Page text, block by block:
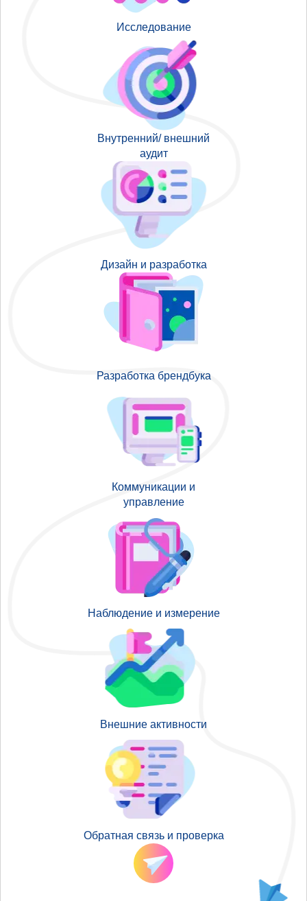
Исследование
Внутренний/ внешний
аудит
Дизайн и разработка
Разработка брендбука
Коммуникации и
управление
Наблюдение и измерение
Внешние активности
Обратная связь и проверка